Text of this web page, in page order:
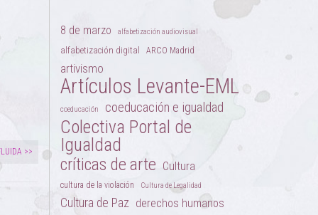
>>
8 de marzo alfabetización audiovisual
alfabetización digital ARCO Madrid
artivismo
Artículos Levante-EML
coeducación coeducación e igualdad
Colectiva Portal de
Igualdad
críticas de arte Cultura
cultura de la violación Cultura de Legalidad
Cultura de Paz derechos humanos